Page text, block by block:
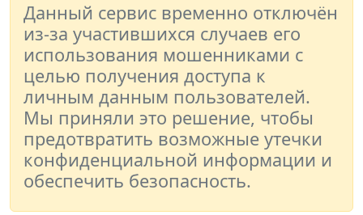
Данный сервис временно отключён
из-за участившихся случаев его
использования мошенниками с
целью получения доступа к
личным данным пользователей.
Мы приняли это решение, чтобы
предотвратить возможные утечки
конфиденциальной информации и
обеспечить безопасность.